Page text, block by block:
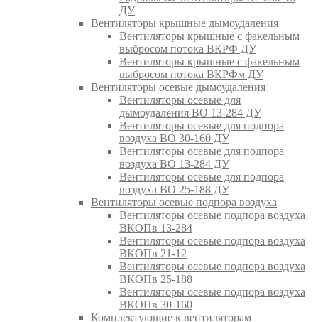
ДУ
Вентиляторы крышные дымоудаления
Вентиляторы крышные с факельным
выбросом потока ВКРФ ДУ
Вентиляторы крышные с факельным
выбросом потока ВКРФм ДУ
Вентиляторы осевые дымоудаления
Вентиляторы осевые для
дымоудаления ВО 13-284 ДУ
Вентиляторы осевые для подпора
воздуха ВО 30-160 ДУ
Вентиляторы осевые для подпора
воздуха ВО 13-284 ДУ
Вентиляторы осевые для подпора
воздуха ВО 25-188 ДУ
Вентиляторы осевые подпора воздуха
Вентиляторы осевые подпора воздуха
ВКОПв 13-284
Вентиляторы осевые подпора воздуха
ВКОПв 21-12
Вентиляторы осевые подпора воздуха
ВКОПв 25-188
Вентиляторы осевые подпора воздуха
ВКОПв 30-160
Комплектующие к вентиляторам